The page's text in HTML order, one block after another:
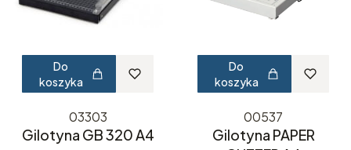
Do
koszyka
03303
Gilotyna GB 320 A4
Do
koszyka
00537
Gilotyna PAPER